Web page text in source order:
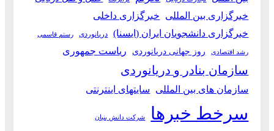
خبرگزاری بین المللی خبرگزاری داخلی
خبرگزاری دانشجویان ایران (ایسنا)
دریانوردی رستم قاسمی
رشد اقتصادی روز جهانی دریانوردی ریاست جمهوری
سازمان بنادر و دریانوردی
سازمان های بین المللی سایتهای اینترنتی
سرخط خبرها شرکت دانش بنیان